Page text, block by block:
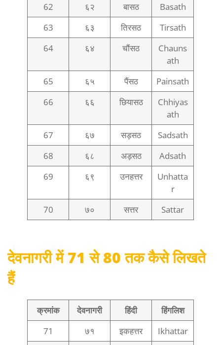
62 ६२ बासठ
Basath
63
६३ तिरसठ
Tirsath
64
६४ चौंसठ
Chauns
ath
65
६५ पैंसठ
Painsath
66
६६ छियासठ
Chhiyas
ath
67
६७ सड़सठ
Sadsath
68
६८ अड़सठ
Adsath
69
६९ उनहत्तर
Unhatta
r
70
७० सत्तर Sattar
देवनागरी में 71 से 80 तक कैसे लिखते
हैं
क्रमांक देवनागरी हिंदी
हिंगलिश
71
७१ इकहत्तर
Ikhattar